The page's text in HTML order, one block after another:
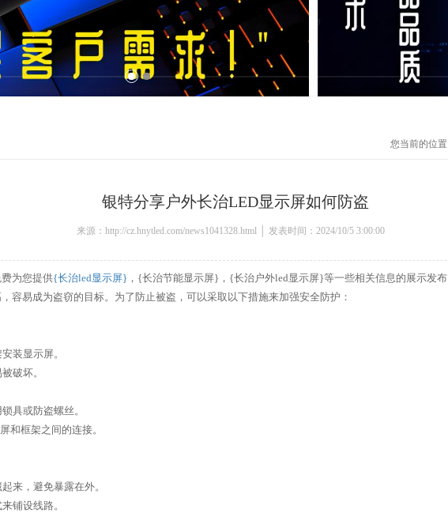
您当前的位置
银特分享户外长治LED显示屏如何防盗
来源：http://cz.hnytled.com/news1041328.html │ 发表时间：2024/10/5 3:00:00
为您提供{长治led显示屏} ，{长治节能显示屏}，{长治户外led显示屏}等一些相关信息的展示发布
容易成为盗窃的目标。为了防止被盗，可以采取以下措施来加强安全防护：
装显示屏。
破坏。
具或防盗螺丝。
和框架之间的连接。
来，避免暴露在外。
铺设线路。